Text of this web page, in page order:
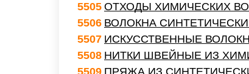
5505 ОТХОДЫ ХИМИЧЕСКИХ
5506 ВОЛОКНА
5507 ИСКУССТВЕННЫЕ
5508 НИТКИ ШВЕЙНЫЕ ИЗ
5509 ПРЯЖА ИЗ